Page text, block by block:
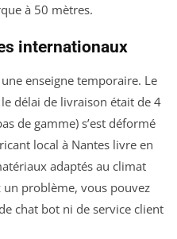
à 50 mètres.
internationaux
enseigne temporaire. Le
délai de livraison était de 4
de gamme) s’est déformé
local à Nantes livre en
adaptés au climat
un problème, vous pouvez
chat bot ni de service client